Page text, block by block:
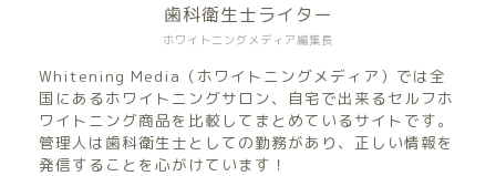
ホワイトニングメディア編集長
歯科衛生士ライター
Whitening Media（ホワイトニングメディア）では全
国にあるホワイトニングサロン、自宅で出来るセルフホ
ワイトニング商品を比較してまとめているサイトです。
管理人は歯科衛生士としての勤務があり、正しい情報を
発信することを心がけています！